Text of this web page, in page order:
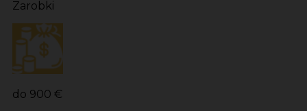
Zarobki
do 900 €